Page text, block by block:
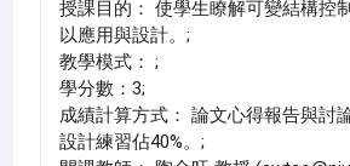
授課目的： 使學生瞭解可變結構控
以應用與設計。;
教學模式： ;
學分數：3;
成績計算方式： 論文心得報告與討
設計練習佔40%。;